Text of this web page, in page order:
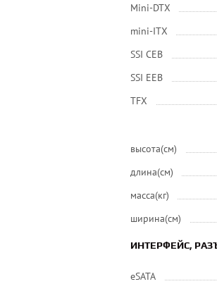
Mini-DTX
mini-ITX
SSI CEB
SSI EEB
ТFХ
высота(см)
длина(см)
масса(кг)
ширина(см)
ИНТЕРФЕЙС,
eSATA